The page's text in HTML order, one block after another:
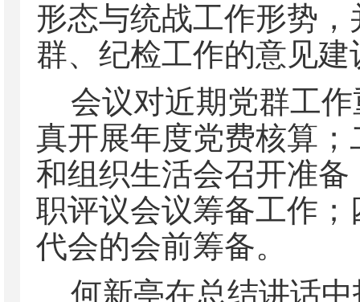
形态与统战工作形势
群、纪检工作的意见建
会议对近期党群工
真开展年度党费核算
和组织生活会召开准
职评议会议筹备工作
代会的会前筹备。
何新亭在总结讲话